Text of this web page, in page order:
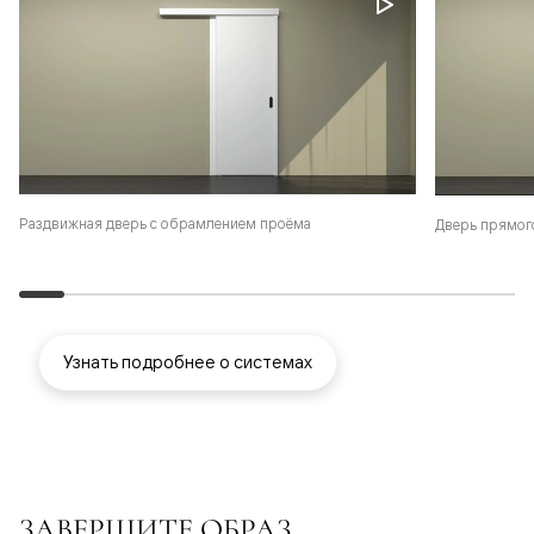
Раздвижная дверь с обрамлением проёма Дверь
Узнать подробнее о системах